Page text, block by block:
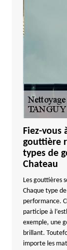
Fiez-vous
gouttière
types de
Chateau
Les gouttières
Chaque type
performance.
participe à
exemple, une
brillant.
importe les